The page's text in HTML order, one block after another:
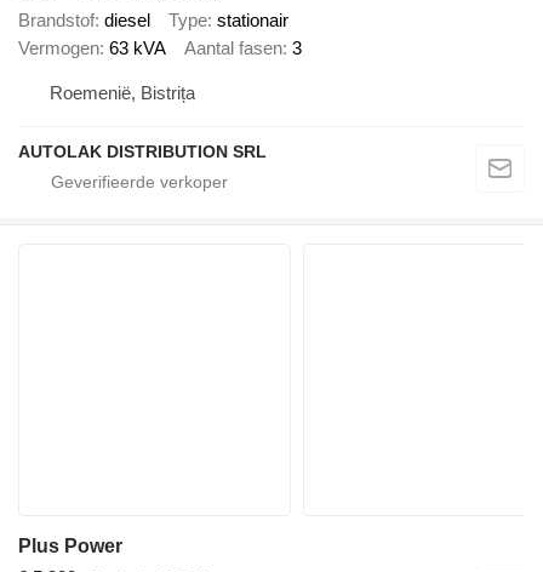
Brandstof diesel Type stationair
Vermogen 63 kVA Aantal fasen 3
Roemenië, Bistrița
AUTOLAK DISTRIBUTION SRL
Plus Power